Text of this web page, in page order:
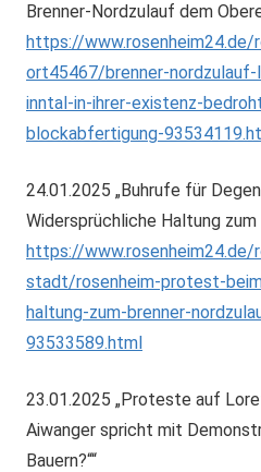
Brenner-Nordzulauf dem
https://
ort45467/brenner-
inntal-in-ihrer-existenz-
blockabfertigung-
24.01.2025 „Buhrufe für
Widersprüchliche Haltung
https://www.rosenheim24.de/
stadt/rosenheim-protest-
haltung-zum-brenner-
93533589.html
23.01.2025 „Proteste auf
Aiwanger spricht mit
Bauern?““